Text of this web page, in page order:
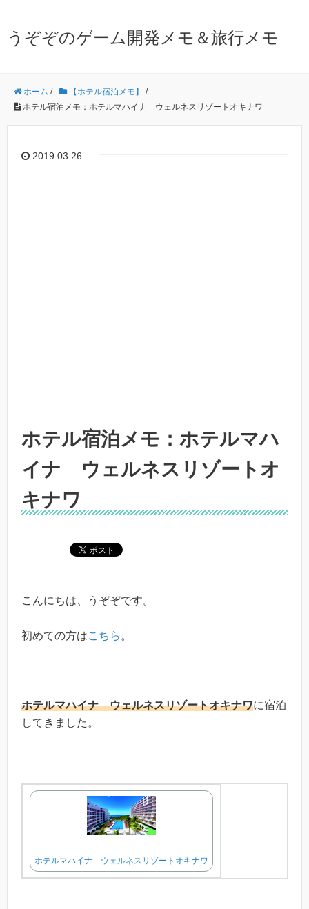
うぞぞのゲーム開発メモ＆旅行メモ
ホーム / 【ホテル宿泊メモ】
/
ホテル宿泊メモ：ホテルマハイナ ウェルネスリゾートオキナワ
2019.03.26
ホテル宿泊メモ：ホテルマハ
イナ ウェルネスリゾートオ
キナワ
こんにちは、うぞぞです。
初めての方はこちら 。
ホテルマハイナ ウェルネスリゾートオキナワに宿泊
してきました。
ホテルマハイナ ウェルネスリゾートオキナワ